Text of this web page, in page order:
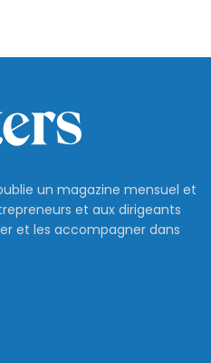
un magazine mensuel et
et aux dirigeants
et les accompagner dans